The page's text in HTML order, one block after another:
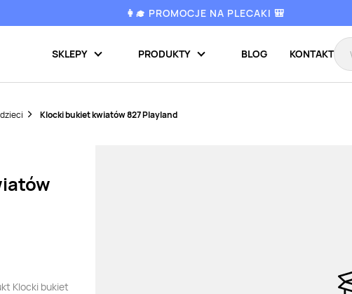
👩‍🎓 PROMOCJE NA PLECAKI 🎒
SKLEPY PRODUKTY BLOG KONTAKT
Klocki bukiet kwiatów 827 Playland
Klocki bukiet